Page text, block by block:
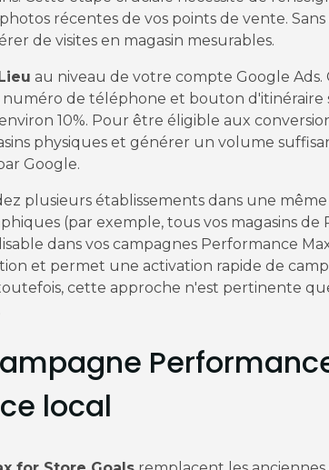
récentes de vos points de vente. Sans
de visites en magasin mesurables.
au niveau de votre compte Google Ads.
de téléphone et bouton d'itinéraire
10%. Pour être éligible aux
physiques et générer un volume
Google.
plusieurs établissements dans une
(par exemple, tous vos magasins de
dans vos campagnes Performance
et permet une activation rapide de
cette approche n'est pertinente
local